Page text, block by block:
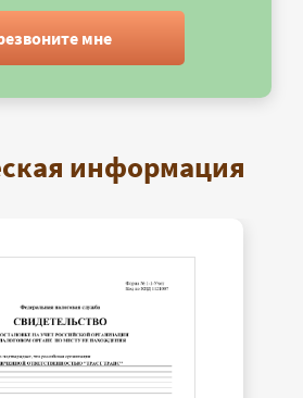
мне
информация